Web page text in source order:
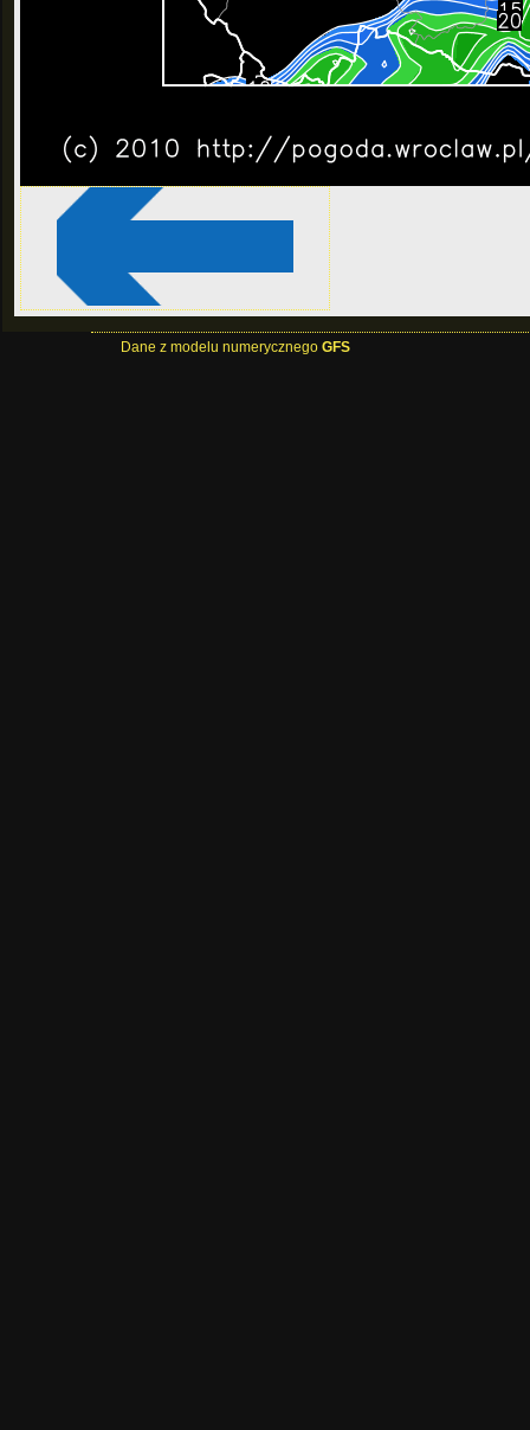
Dane z modelu numerycznego GFS